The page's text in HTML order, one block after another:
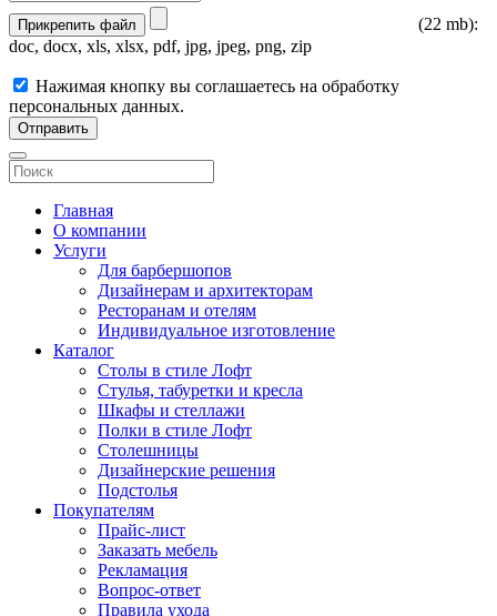
Прикрепить файл
(22 mb):
doc, docx, xls, xlsx, pdf, jpg, jpeg, png, zip
Нажимая кнопку вы соглашаетесь на обработку
персональных данных.
Отправить
Главная
О компании
Услуги
Для барбершопов
Дизайнерам и архитекторам
Ресторанам и отелям
Индивидуальное изготовление
Каталог
Столы в стиле Лофт
Стулья, табуретки и кресла
Шкафы и стеллажи
Полки в стиле Лофт
Столешницы
Дизайнерские решения
Подстолья
Покупателям
Прайс-лист
Заказать мебель
Рекламация
Вопрос-ответ
Правила ухода